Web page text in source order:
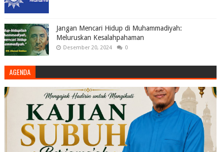
Jangan Mencari Hidup di Muhammadiyah:
Meluruskan Kesalahpahaman
Desember 20, 2024 0
AGENDA